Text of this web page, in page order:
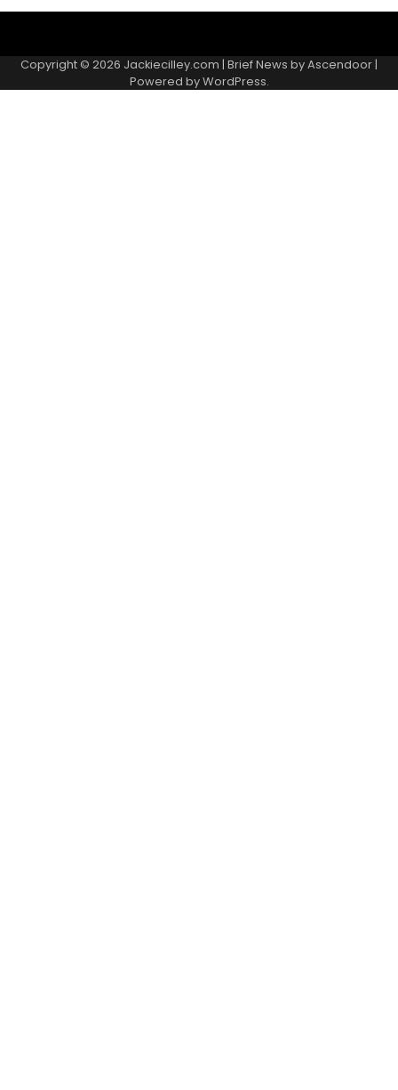
Privasi
Kami
Copyright © 2026 Jackiecilley.com | Brief News byAscendoor |
Powered byWordPress.